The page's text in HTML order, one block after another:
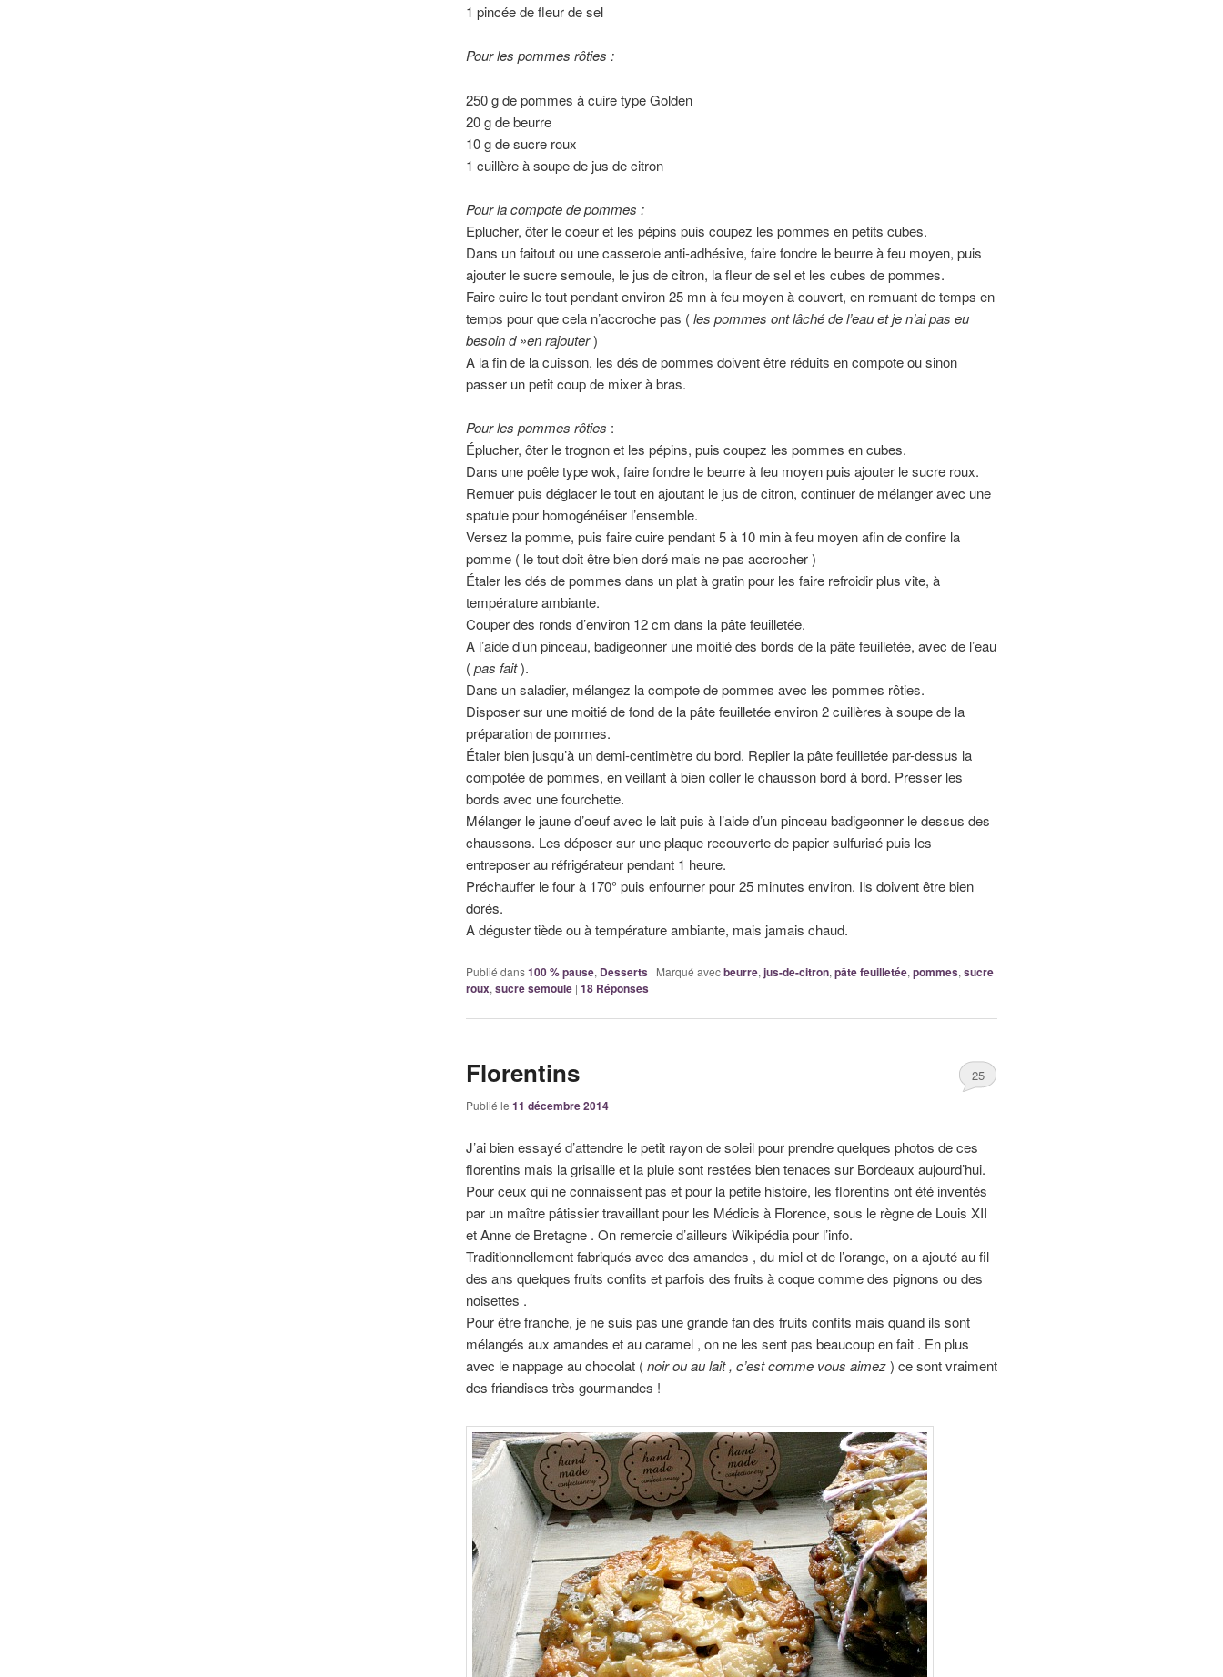
1 pincée de fleur de sel
Pour les pommes rôties :
250 g de pommes à cuire type Golden
20 g de beurre
10 g de sucre roux
1 cuillère à soupe de jus de citron
Pour la compote de pommes :
Eplucher, ôter le coeur et les pépins puis coupez les pommes en petits cubes.
Dans un faitout ou une casserole anti-adhésive, faire fondre le beurre à feu moyen, puis
ajouter le sucre semoule, le jus de citron, la fleur de sel et les cubes de pommes.
Faire cuire le tout pendant environ 25 mn à feu moyen à couvert, en remuant de temps en
temps pour que cela n’accroche pas (les pommes ont lâché de l’eau et je n’ai pas eu
besoin d »en rajouter)
A la fin de la cuisson, les dés de pommes doivent être réduits en compote ou sinon
passer un petit coup de mixer à bras.
Pour les pommes rôties :
Éplucher, ôter le trognon et les pépins, puis coupez les pommes en cubes.
Dans une poêle type wok, faire fondre le beurre à feu moyen puis ajouter le sucre roux.
Remuer puis déglacer le tout en ajoutant le jus de citron, continuer de mélanger avec une
spatule pour homogénéiser l’ensemble.
Versez la pomme, puis faire cuire pendant 5 à 10 min à feu moyen afin de confire la
pomme ( le tout doit être bien doré mais ne pas accrocher )
Étaler les dés de pommes dans un plat à gratin pour les faire refroidir plus vite, à
température ambiante.
Couper des ronds d’environ 12 cm dans la pâte feuilletée.
A l’aide d’un pinceau, badigeonner une moitié des bords de la pâte feuilletée, avec de l’eau
(pas fait).
Dans un saladier, mélangez la compote de pommes avec les pommes rôties.
Disposer sur une moitié de fond de la pâte feuilletée environ 2 cuillères à soupe de la
préparation de pommes.
Étaler bien jusqu’à un demi-centimètre du bord. Replier la pâte feuilletée par-dessus la
compotée de pommes, en veillant à bien coller le chausson bord à bord. Presser les
bords avec une fourchette.
Mélanger le jaune d’oeuf avec le lait puis à l’aide d’un pinceau badigeonner le dessus des
chaussons. Les déposer sur une plaque recouverte de papier sulfurisé puis les
entreposer au réfrigérateur pendant 1 heure.
Préchauffer le four à 170° puis enfourner pour 25 minutes environ. Ils doivent être bien
dorés.
A déguster tiède ou à température ambiante, mais jamais chaud.
Publié dans100 % pause, Desserts | Marqué avecbeurre, jus-de-citron, pâte feuilletée, pommes, sucre
roux, sucre semoule | 18 Réponses
Florentins
Publié le 11 décembre 2014
25
J’ai bien essayé d’attendre le petit rayon de soleil pour prendre quelques photos de ces
florentins mais la grisaille et la pluie sont restées bien tenaces sur Bordeaux aujourd’hui.
Pour ceux qui ne connaissent pas et pour la petite histoire, les florentins ont été inventés
par un maître pâtissier travaillant pour les Médicis à Florence, sous le règne de Louis XII
et Anne de Bretagne . On remercie d’ailleurs Wikipédia pour l’info.
Traditionnellement fabriqués avec des amandes , du miel et de l’orange, on a ajouté au fil
des ans quelques fruits confits et parfois des fruits à coque comme des pignons ou des
noisettes .
Pour être franche, je ne suis pas une grande fan des fruits confits mais quand ils sont
mélangés aux amandes et au caramel , on ne les sent pas beaucoup en fait . En plus
avec le nappage au chocolat (noir ou au lait , c’est comme vous aimez) ce sont vraiment
des friandises très gourmandes !